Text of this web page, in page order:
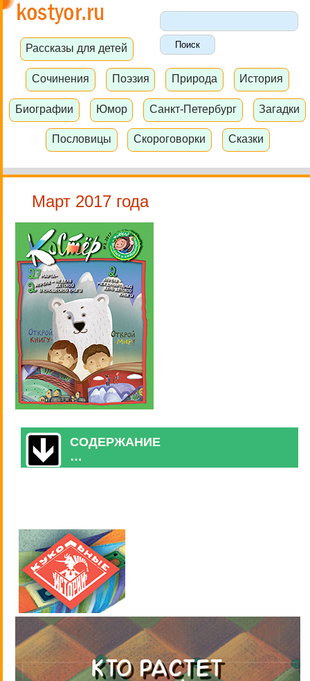
Рассказы для детей
Сочинения Поэзия Природа История
Биографии Юмор Санкт-Петербург Загадки
Пословицы Скороговорки Сказки
Март 2017 года
СОДЕРЖАНИЕ
…